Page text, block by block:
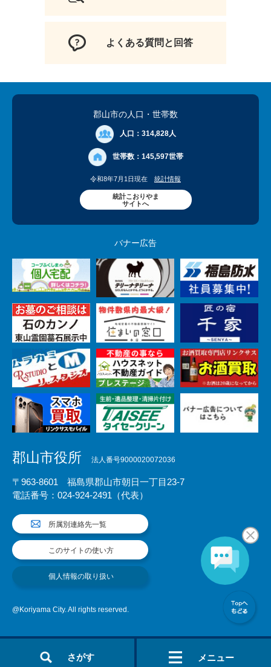
さがす メニュー
よくある質問と回答
郡山市の人口 ・世帯数
人口： 314,828人
世帯数： 145,597世帯
令和8年7月1日現在 統計情報
統計こおりやま
サイトへ
バナー広告
郡山市役所 法人番号9000020072036
〒963-8601 福島県郡山市朝日一丁目23-7
電話番号：024-924-2491（代表）
所属別連絡先一覧
このサイトの使い方
個人情報の取り扱い
@Koriyama City. All rights reserved.